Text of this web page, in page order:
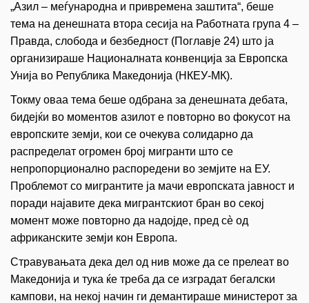
„Азил – меѓународна и привремена заштита“, беше
тема на денешната втора сесија на Работната група 4 –
Правда, слобода и безбедност (Поглавје 24) што ја
организираше Националната конвенција за Европска
Унија во Република Македонија (НКЕУ-МК).
Токму оваа тема беше одбрана за денешната дебата,
бидејќи во моментов азилот е повторно во фокусот на
европските земји, кои се очекува солидарно да
распределат огромен број мигранти што се
непропорционално распоредени во земјите на ЕУ.
Проблемот со мигрантите ја мачи европската јавност и
поради најавите дека мигрантскиот бран во секој
момент може повторно да надојде, пред сè од
африканските земји кон Европа.
Стравувањата дека дел од нив може да се прелеат во
Македонија и тука ќе треба да се изградат бегалски
кампови, на некој начин ги демантираше министерот за